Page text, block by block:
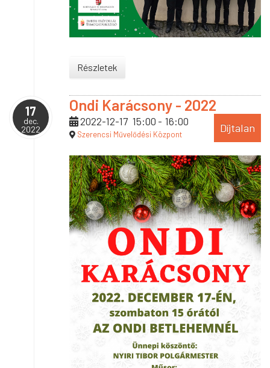
Részletek
17
dec.
2022
Ondi Karácsony - 2022
2022-12-17 15:00 - 16:00
Szerencsi Művelődési Központ Díjtalan